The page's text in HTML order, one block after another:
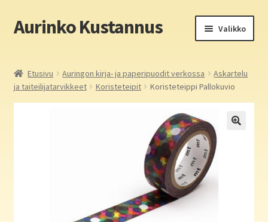
Siirry
navigointiin
Siirry
sisältöön
Aurinko Kustannus Valikko
Yritys
Auringon kirja- ja paperipuodit verkossa
Etusivu Auringon kirja- ja paperipuodit verkossa
Askartelu
ja taiteilijatarvikkeet
Koristeteipit Koristeteippi Pallokuvio